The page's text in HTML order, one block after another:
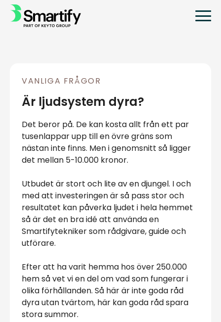
VANLIGA FRÅGOR
Är ljudsystem dyra?
Det beror på. De kan kosta allt från ett par
tusenlappar upp till en övre gräns som
nästan inte finns. Men i genomsnitt så ligger
det mellan 5-10.000 kronor.
Utbudet är stort och lite av en djungel. I och
med att investeringen är så pass stor och
resultatet kan påverka ljudet i hela hemmet
så är det en bra idé att använda en
Smartifytekniker som rådgivare, guide och
utförare.
Efter att ha varit hemma hos över 250.000
hem så vet vi en del om vad som fungerar i
olika förhållanden. Så här är inte goda råd
dyra utan tvärtom, här kan goda råd spara
stora summor.